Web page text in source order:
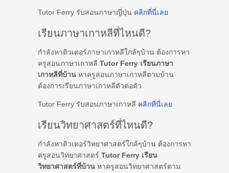
Tutor Ferry รับสอนภาษาญี่ปุ่น คลิกที่นี่เลย
เรียนภาษาเกาหลีที่ไหนดี?
กำลังหาติวเตอร์ภาษาเกาหลีใกล้ๆบ้าน ต้องการหา
ครูสอนภาษาเกาหลี Tutor Ferry เรียนภาษา
เกาหลีที่บ้าน หาครูสอนภาษาเกาหลีตามบ้าน
ต้องการเรียนภาษาเกาหลีตัวต่อตัว
Tutor Ferry รับสอนภาษาเกาหลี คลิกที่นี่เลย
เรียนวิทยาศาสตร์ที่ไหนดี?
กำลังหาติวเตอร์วิทยาศาสตร์ใกล้ๆบ้าน ต้องการหา
ครูสอนวิทยาศาสตร์ Tutor Ferry เรียน
วิทยาศาสตร์ที่บ้าน หาครูสอนวิทยาศาสตร์ตาม